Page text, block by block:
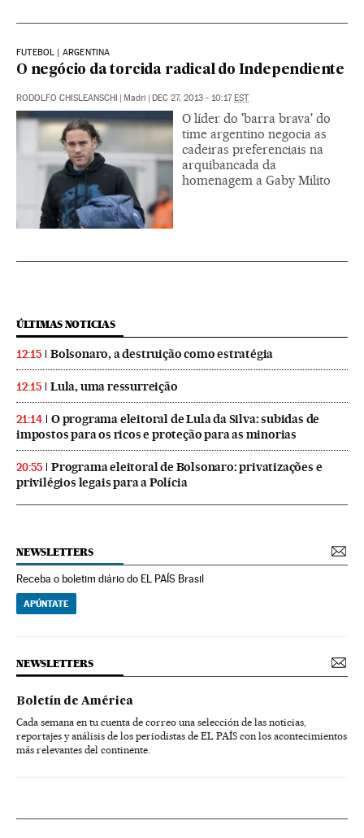
FUTEBOL | ARGENTINA
O negócio da torcida radical do Independiente
RODOLFO CHISLEANSCHI Madri DEC 27, 2013 - 10:17 EST
O líder do 'barra brava' do
time argentino negocia as
cadeiras preferenciais na
arquibancada da
homenagem a Gaby Milito
ÚLTIMAS NOTICIAS
12:15 Bolsonaro, a destruição como estratégia
12:15 Lula, uma ressurreição
21:14
O programa eleitoral de Lula da Silva: subidas de
impostos para os ricos e proteção para as minorias
20:55
Programa eleitoral de Bolsonaro: privatizações e
privilégios legais para a Polícia
NEWSLETTERS
Receba o boletim diário do EL PAÍS Brasil
APÚNTATE
NEWSLETTERS
Boletín de América
Cada semana en tu cuenta de correo una selección de las noticias,
reportajes y análisis de los periodistas de EL PAÍS con los acontecimientos
más relevantes del continente.